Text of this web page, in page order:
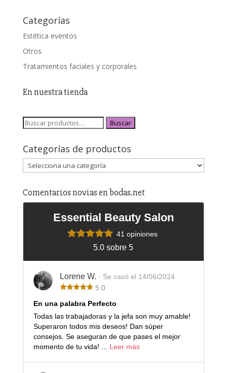
Categorías
Estética eventos
Otros
Tratamientos faciales y corporales
En nuestra tienda
Buscar
Categorías de productos
Comentarios novias en bodas.net
Essential Beauty Salon
41 opiniones
5.0 sobre 5
Lorene W. · Se casó el 14/06/2024
5.0
En una palabra Perfecto
Todas las trabajadoras y la jefa son muy amable!
Superaron todos mis deseos! Dan súper
consejos. Se aseguran de que pases el mejor
momento de tu vida! ... Leer más